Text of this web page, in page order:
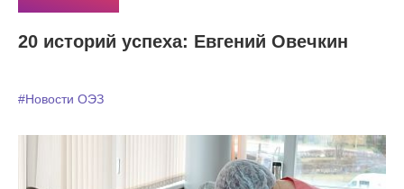
20 историй успеха: Евгений Овечкин
#Новости ОЭЗ